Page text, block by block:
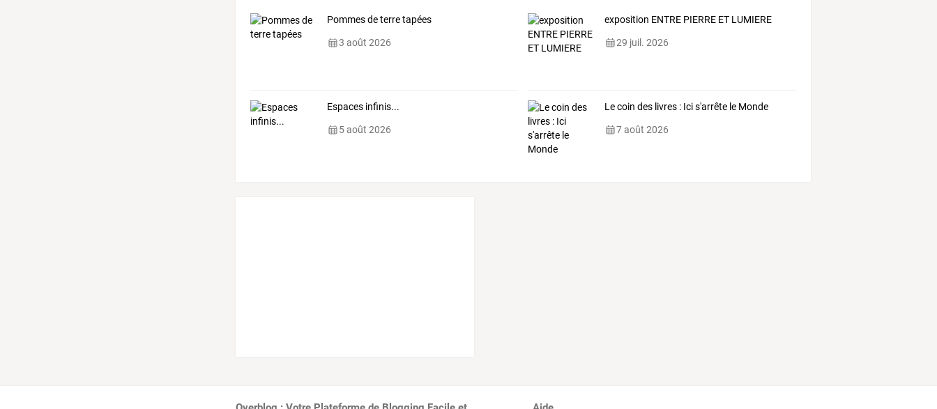
Pommes de terre tapées
3 août 2026
exposition ENTRE PIERRE ET LUMIERE
29 juil. 2026
Espaces infinis...
5 août 2026
Le coin des livres : Ici s'arrête le Monde
7 août 2026